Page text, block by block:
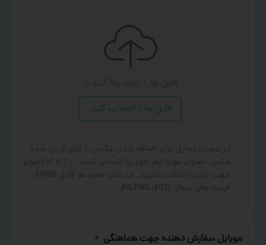
فایل ها را انتخاب کنید
موبایل سفارش دهنده جهت هماهنگی *